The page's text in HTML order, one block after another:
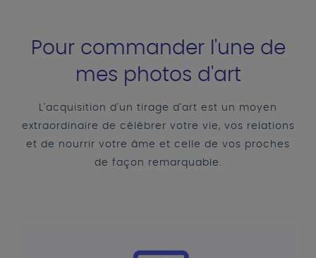
Pour commander l'une de
mes photos d'art
L'acquisition d'un tirage d'art est un moyen
extraordinaire de célébrer votre vie, vos relations
et de nourrir votre âme et celle de vos proches
de façon remarquable.